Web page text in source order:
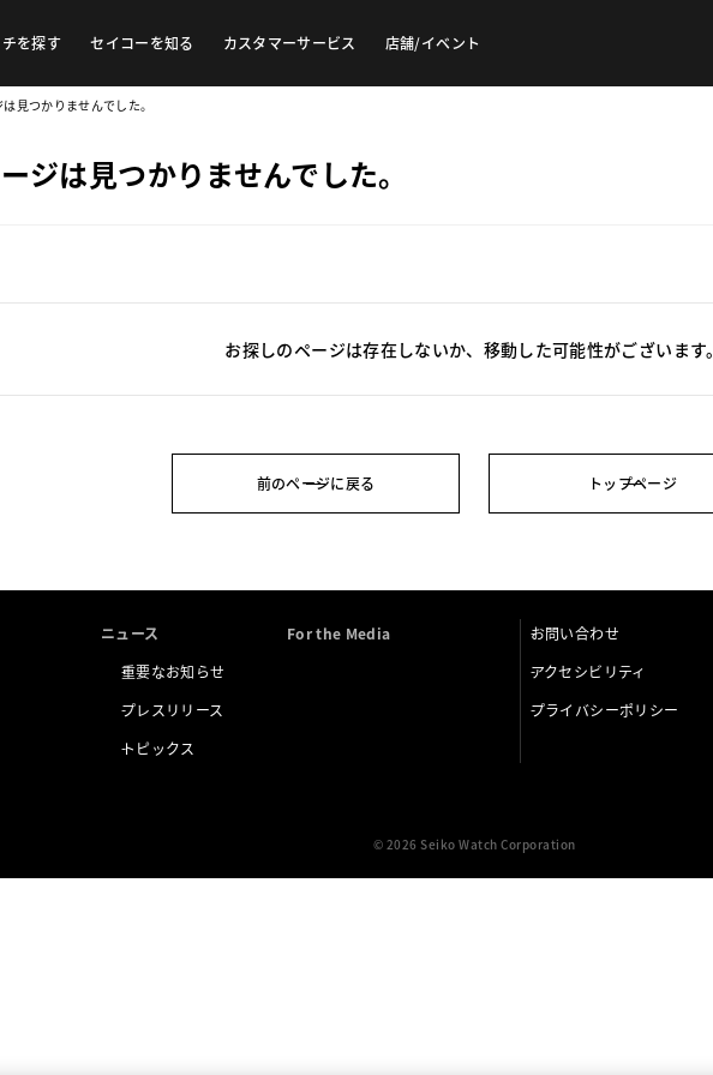
を探す セイコーを知る カスタマーサービス 店舗/イベント
見つかりませんでした。
ジは見つかりませんでした。
お探しのページは存在しないか、移動した可能性がございます。
前のページに戻る トップページ
ニュース
重要なお知らせ
プレスリリース
トピックス
For the Media
お問い合わせ
アクセシビリティ
プライバシーポリシー
© 2026 Seiko Watch Corporation